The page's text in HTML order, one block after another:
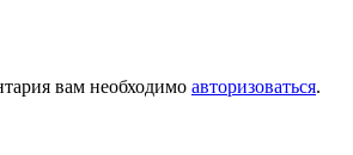
вам необходимо авторизоваться.